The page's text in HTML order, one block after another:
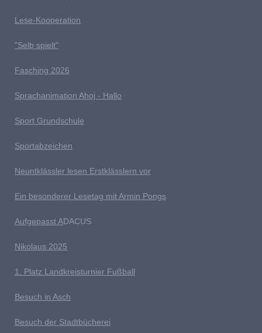
Lese-Kooperation
"Selb spielt"
Fasching 2026
Sprachanimation Ahoj - Hallo
Sport Grundschule
Sportabzeichen
Neuntklässler lesen Erstklässlern vor
Ein besonderer Lesetag mit Armin Pongs
Aufgepasst ADACUS
Nikolaus 2025
1. Platz Landkreisturnier Fußball
Besuch in Asch
Besuch der Stadtbücherei